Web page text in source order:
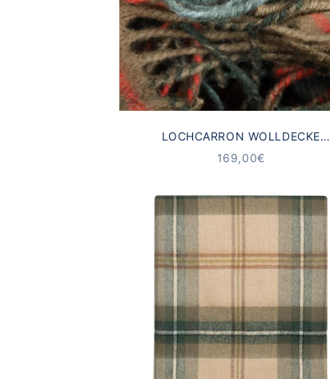
LOCHCARRON WOLLDECKE
SCHOTTENKARO HUNTING
ANGEBOT
169,00€